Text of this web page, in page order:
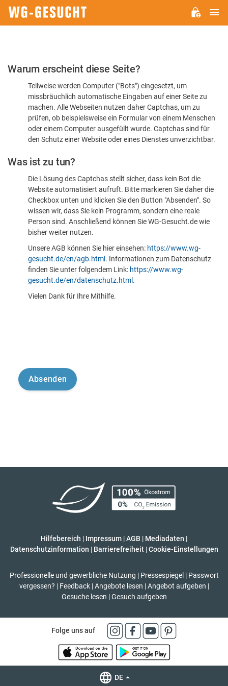
Bitte
dass
sind
Warum erscheint diese Seite?
Teilweise werden Computer ("Bots") eingesetzt, um
missbräuchlich automatische Eingaben auf einer Seite zu
machen. Alle Webseiten nutzen daher Captchas, um zu
prüfen, ob beispielsweise ein Formular von einem Menschen
oder einem Computer ausgefüllt wurde. Captchas sind für
den Schutz einer Website oder eines Dienstes unverzichtbar.
Was ist zu tun?
Die Lösung des Captchas stellt sicher, dass kein Bot die
Website automatisiert aufruft. Bitte markieren Sie daher die
Checkbox unten und klicken Sie den Button "Absenden". So
wissen wir, dass Sie kein Programm, sondern eine reale
Person sind. Anschließend können Sie WG-Gesucht.de wie
bisher weiter nutzen.
Unsere AGB können Sie hier einsehen: https://www.wg-
gesucht.de/en/agb.html . Informationen zum Datenschutz
finden Sie unter folgendem Link: https://www.wg-
gesucht.de/en/datenschutz.html .
Vielen Dank für Ihre Mithilfe.
Hilfebereich | Impressum |AGB | Mediadaten |
Datenschutzinformation | Barrierefreiheit | Cookie-Einstellungen
Professionelle und gewerbliche Nutzung | Pressespiegel | Passwort
vergessen? | Feedback | Angebote lesen | Angebot aufgeben |
Gesuche lesen | Gesuch aufgeben
Folge uns auf
DE